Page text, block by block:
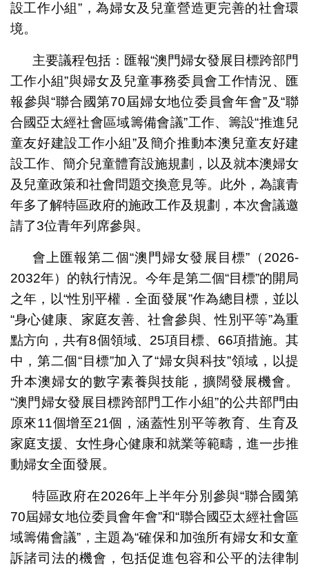
設工作小組”，為婦女及兒童營造更完善的社會環
境。
主要議程包括：匯報“澳門婦女發展目標跨部門
工作小組”與婦女及兒童事務委員會工作情況、匯
報參與“聯合國第70屆婦女地位委員會年會”及“聯
合國亞太經社會區域籌備會議”工作、籌設“推進兒
童友好建設工作小組”及簡介推動本澳兒童友好建
設工作、簡介兒童體育設施規劃，以及就本澳婦女
及兒童政策和社會問題交換意見等。此外，為讓青
年多了解特區政府的施政工作及規劃，本次會議邀
請了3位青年列席參與。
會上匯報第二個“澳門婦女發展目標”（2026-
2032年）的執行情況。今年是第二個“目標”的開局
之年，以“性別平權．全面發展”作為總目標，並以
“身心健康、家庭友善、社會參與、性別平等”為重
點方向，共有8個領域、25項目標、66項措施。其
中，第二個“目標”加入了“婦女與科技”領域，以提
升本澳婦女的數字素養與技能，擴闊發展機會。
“澳門婦女發展目標跨部門工作小組”的公共部門由
原來11個增至21個，涵蓋性別平等教育、生育及
家庭支援、女性身心健康和就業等範疇，進一步推
動婦女全面發展。
特區政府在2026年上半年分別參與“聯合國第
70屆婦女地位委員會年會”和“聯合國亞太經社會區
域籌備會議”，主題為“確保和加強所有婦女和女童
訴諸司法的機會，包括促進包容和公平的法律制